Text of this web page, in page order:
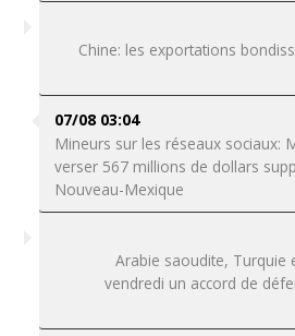
Chine: les exportations
07/08 03:04
Mineurs sur les réseaux sociaux:
verser 567 millions de dollars
Nouveau-Mexique
Arabie saoudite, Turquie
vendredi un accord de